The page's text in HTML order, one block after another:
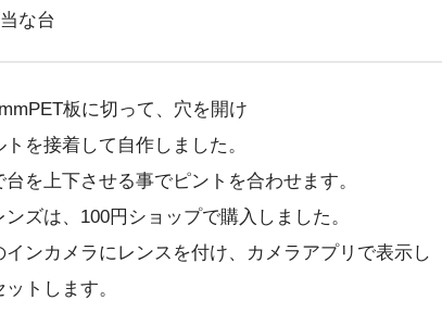
な台
板に切って、穴を開け
トを接着して自作しました。
を上下させる事でピントを合わせます。
ンズは、100円ショップで購入しました。
インカメラにレンスを付け、カメラアプリで表示し
トします。